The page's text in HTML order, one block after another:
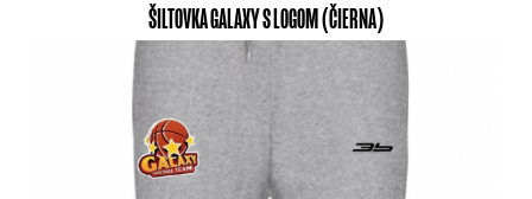
ŠILTOVKA GALAXY S LOGOM (ČIERNA)